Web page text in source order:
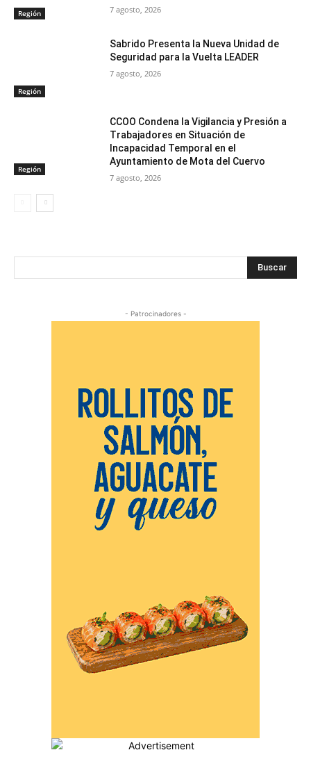
Región 7 agosto, 2026
Región
Sabrido Presenta la Nueva Unidad de
Seguridad para la Vuelta LEADER
7 agosto, 2026
Región
CCOO Condena la Vigilancia y Presión a
Trabajadores en Situación de
Incapacidad Temporal en el
Ayuntamiento de Mota del Cuervo
7 agosto, 2026
Buscar
- Patrocinadores -